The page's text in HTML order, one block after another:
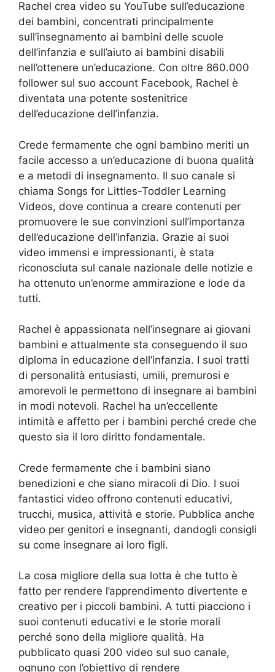
Rachel crea video su YouTube sull’educazione
dei bambini, concentrati principalmente
sull’insegnamento ai bambini delle scuole
dell’infanzia e sull’aiuto ai bambini disabili
nell’ottenere un’educazione. Con oltre 860.000
follower sul suo account Facebook, Rachel è
diventata una potente sostenitrice
dell’educazione dell’infanzia.
Crede fermamente che ogni bambino meriti un
facile accesso a un’educazione di buona qualità
e a metodi di insegnamento. Il suo canale si
chiama Songs for Littles-Toddler Learning
Videos, dove continua a creare contenuti per
promuovere le sue convinzioni sull’importanza
dell’educazione dell’infanzia. Grazie ai suoi
video immensi e impressionanti, è stata
riconosciuta sul canale nazionale delle notizie e
ha ottenuto un’enorme ammirazione e lode da
tutti.
Rachel è appassionata nell’insegnare ai giovani
bambini e attualmente sta conseguendo il suo
diploma in educazione dell’infanzia. I suoi tratti
di personalità entusiasti, umili, premurosi e
amorevoli le permettono di insegnare ai bambini
in modi notevoli. Rachel ha un’eccellente
intimità e affetto per i bambini perché crede che
questo sia il loro diritto fondamentale.
Crede fermamente che i bambini siano
benedizioni e che siano miracoli di Dio. I suoi
fantastici video offrono contenuti educativi,
trucchi, musica, attività e storie. Pubblica anche
video per genitori e insegnanti, dandogli consigli
su come insegnare ai loro figli.
La cosa migliore della sua lotta è che tutto è
fatto per rendere l’apprendimento divertente e
creativo per i piccoli bambini. A tutti piacciono i
suoi contenuti educativi e le storie morali
perché sono della migliore qualità. Ha
pubblicato quasi 200 video sul suo canale,
ognuno con l’obiettivo di rendere